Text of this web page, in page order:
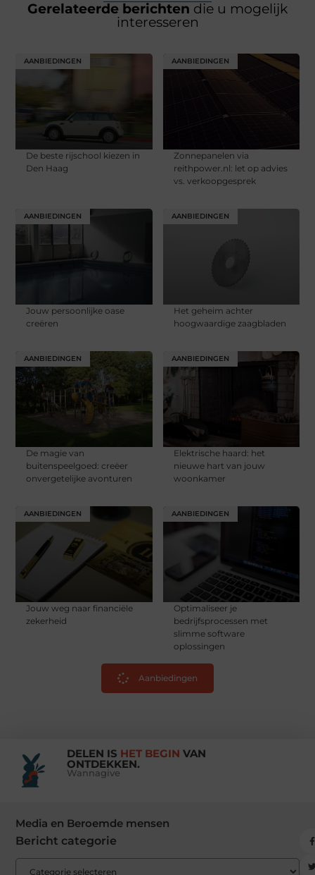
Gerelateerde berichten die u mogelijk
interesseren
AANBIEDINGEN
De beste rijschool kiezen in
Den Haag
AANBIEDINGEN
Zonnepanelen via
reithpower.nl: let op advies
vs. verkoopgesprek
AANBIEDINGEN
Jouw persoonlijke oase
creëren
AANBIEDINGEN
Het geheim achter
hoogwaardige zaagbladen
AANBIEDINGEN
De magie van
buitenspeelgoed: creëer
onvergetelijke avonturen
AANBIEDINGEN
Elektrische haard: het
nieuwe hart van jouw
woonkamer
AANBIEDINGEN
Jouw weg naar financiële
zekerheid
AANBIEDINGEN
Optimaliseer je
bedrijfsprocessen met
slimme software
oplossingen
Aanbiedingen
DELEN IS HET BEGIN VAN
ONTDEKKEN.
Wannagive
Media en Beroemde mensen
Bericht categorie